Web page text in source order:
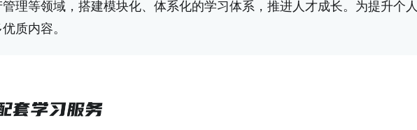
理等领域，搭建模块化、体系化的学习体系，推进人才成长。为提升个
质内容。